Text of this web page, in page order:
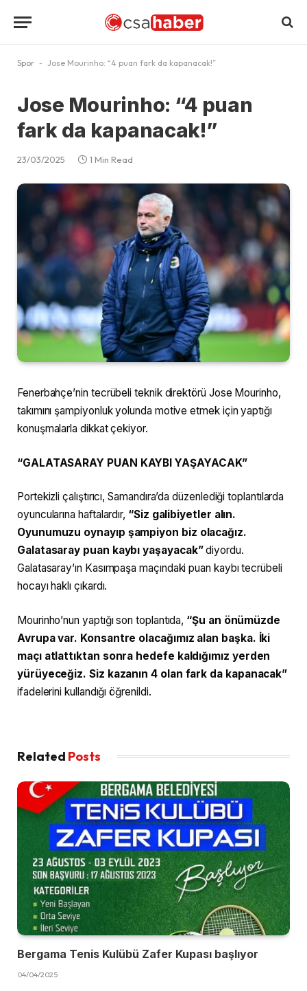
Spor - Jose Mourinho: “4 puan fark da kapanacak!”
Jose Mourinho: “4 puan
fark da kapanacak!”
23/03/2025 1 Min Read
Fenerbahçe’nin tecrübeli teknik direktörü Jose Mourinho,
takımını şampiyonluk yolunda motive etmek için yaptığı
konuşmalarla dikkat çekiyor.
“GALATASARAY PUAN KAYBI YAŞAYACAK”
Portekizli çalıştırıcı, Samandıra’da düzenlediği toplantılarda
oyuncularına haftalardır, “Siz galibiyetler alın.
Oyunumuzu oynayıp şampiyon biz olacağız.
Galatasaray puan kaybı yaşayacak”diyordu.
Galatasaray’ın Kasımpaşa maçındaki puan kaybı tecrübeli
hocayı haklı çıkardı.
Mourinho’nun yaptığı son toplantıda, “Şu an önümüzde
Avrupa var. Konsantre olacağımız alan başka. İki
maçı atlattıktan sonra hedefe kaldığımız yerden
yürüyeceğiz. Siz kazanın 4 olan fark da kapanacak”
ifadelerini kullandığı öğrenildi.
Related Posts
Bergama Tenis Kulübü Zafer Kupası başlıyor
04/04/2025